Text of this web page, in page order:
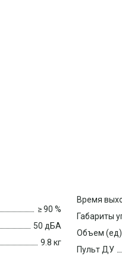
≥ 90 %
50 дБА
9.8 кг
Время
Габариты
Объем (ед)
Пульт ДУ